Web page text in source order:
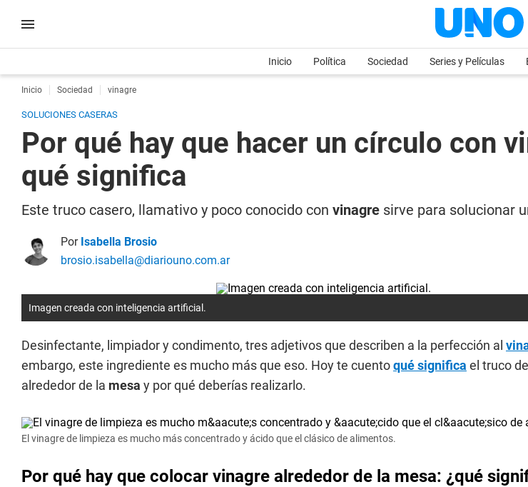
Inicio Política Sociedad Series y Películas
Inicio Sociedad vinagre
SOLUCIONES CASERAS
Por qué hay que hacer un círculo con
qué significa
Este truco casero, llamativo y poco conocido con vinagre sirve para solucionar
Por Isabella Brosio
brosio.isabella@diariouno.com.ar
Imagen creada con inteligencia artificial.
Desinfectante, limpiador y condimento, tres adjetivos que describen a la perfección al
embargo, este ingrediente es mucho más que eso. Hoy te cuentoqué significa el truco del
alrededor de la mesa y por qué deberías realizarlo.
El vinagre de limpieza es mucho más concentrado y ácido que el clásico de alimentos.
Por qué hay que colocar vinagre alrededor de la mesa: ¿qué